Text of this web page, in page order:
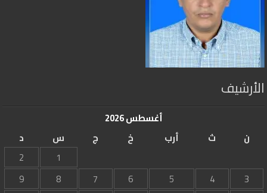
الأرشيف
أغسطس 2026
ن
ث أرب خ ج س
د
1
2
3
4
5
6
7
8
9